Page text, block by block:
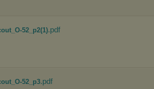
52_p2(1).pdf
52_p3.pdf